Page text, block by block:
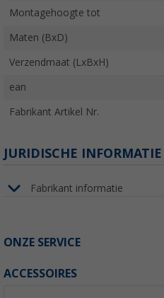
Montagehoogte tot
Maten (BxD)
Verzendmaat (LxBxH)
ean
Fabrikant Artikel Nr.
JURIDISCHE INFORMATIE
Fabrikant informatie
ONZE SERVICE
ACCESSOIRES